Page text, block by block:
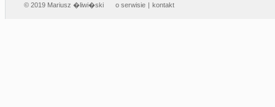
© 2019 Mariusz �liwi�ski o serwisie | kontakt